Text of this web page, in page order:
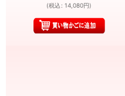
(税込 : 14,080円)